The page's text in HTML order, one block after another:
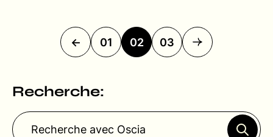
← 01 02 03
Recherche: